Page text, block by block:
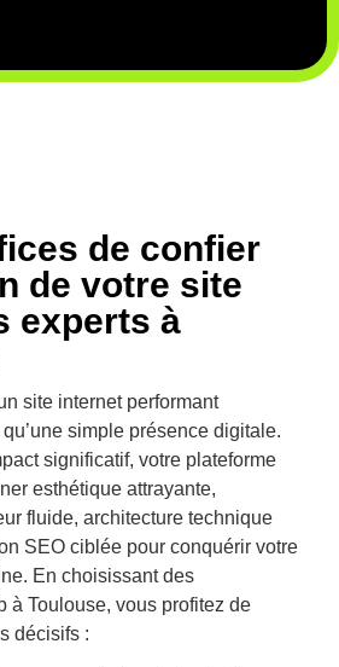
de confier
de votre site
experts à
site internet performant
simple présence digitale.
significatif, votre plateforme
esthétique attrayante,
fluide, architecture technique
SEO ciblée pour conquérir votre
En choisissant des
à Toulouse, vous profitez de
décisifs :